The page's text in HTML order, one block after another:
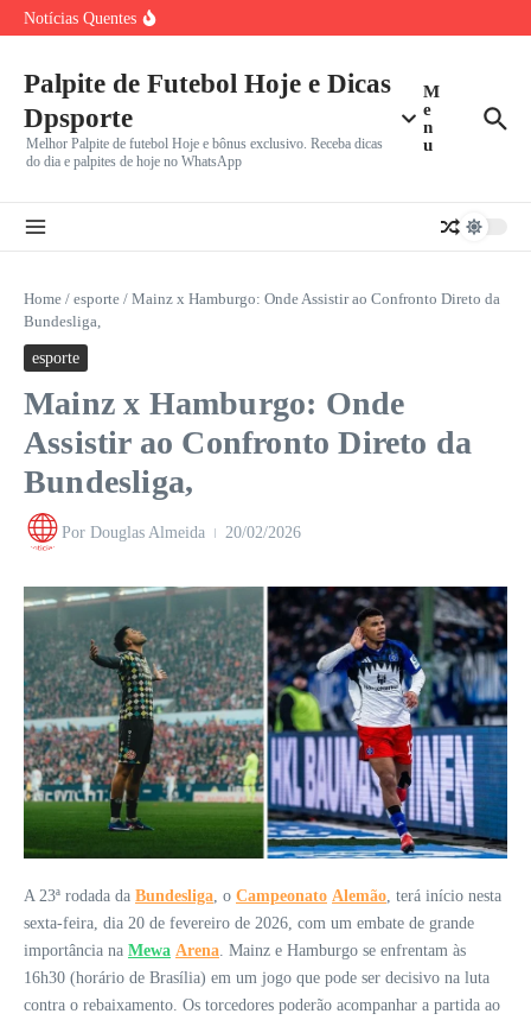
Ir para o conteúdo
Notícias Quentes
Morre Jorge Horacio Messi aos 68 Anos: A Trajetória do
Palpite de Futebol Hoje e Dicas
Dpsporte
Melhor Palpite de futebol Hoje e bônus exclusivo. Receba dicas
do dia e palpites de hoje no WhatsApp
M
e
n
u
Home / esporte / Mainz x Hamburgo: Onde Assistir ao Confronto Direto da
Bundesliga,
esporte
Mainz x Hamburgo: Onde
Assistir ao Confronto Direto da
Bundesliga,
Por Douglas Almeida 20/02/2026
A 23ª rodada da Bundesliga, o Campeonato Alemão, terá início nesta
sexta-feira, dia 20 de fevereiro de 2026, com um embate de grande
importância na Mewa Arena. Mainz e Hamburgo se enfrentam às
16h30 (horário de Brasília) em um jogo que pode ser decisivo na luta
contra o rebaixamento. Os torcedores poderão acompanhar a partida ao